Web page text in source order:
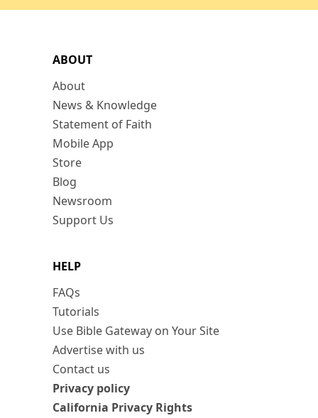
ABOUT
About
News & Knowledge
Statement of Faith
Mobile App
Store
Blog
Newsroom
Support Us
HELP
FAQs
Tutorials
Use Bible Gateway on Your Site
Advertise with us
Contact us
Privacy policy
California Privacy Rights